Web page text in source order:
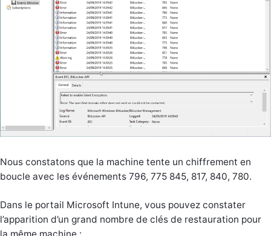
Nous constatons que la machine tente un chiffrement en
boucle avec les événements 796, 775 845, 817, 840, 780.
Dans le portail Microsoft Intune, vous pouvez constater
l’apparition d’un grand nombre de clés de restauration pour